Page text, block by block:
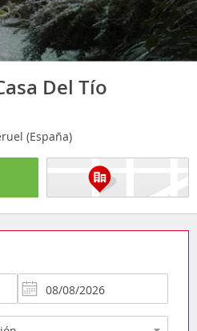
Del Tío
(España)